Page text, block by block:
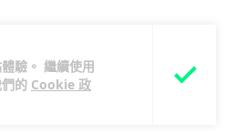
驗。 繼續使用
的 Cookie 政